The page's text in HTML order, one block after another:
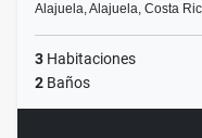
Alajuela, Alajuela, Costa
3 Habitaciones
2 Baños